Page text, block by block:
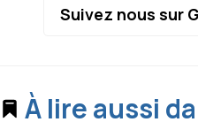
Suivez nous sur
À lire aussi